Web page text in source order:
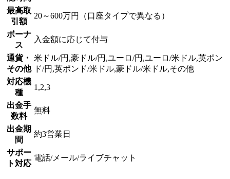
最高取
引額
20～600万円（口座タイプで異なる）
ボーナ
ス
入金額に応じて付与
通貨・
その他
米ドル/円,豪ドル/円,ユーロ/円,ユーロ/米ドル,英ポン
ド/円,英ポンド/米ドル,豪ドル/米ドル,その他
対応機
種
1,2,3
出金手
数料
無料
出金期
間
約3営業日
サポー
ト対応
電話/メール/ライブチャット